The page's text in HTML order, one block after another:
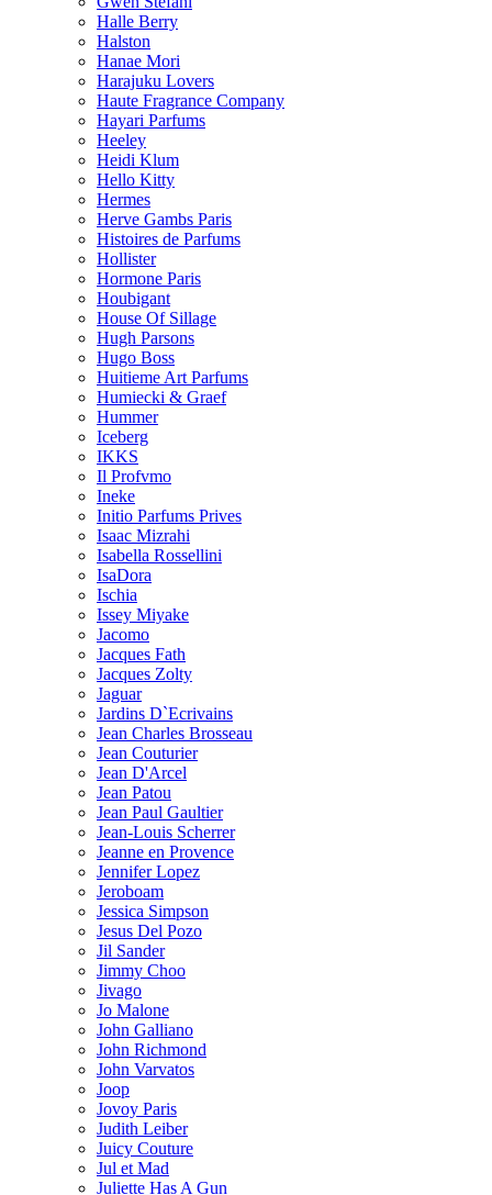
Halle Berry
Halston
Hanae Mori
Harajuku Lovers
Haute Fragrance Company
Hayari Parfums
Heeley
Heidi Klum
Hello Kitty
Hermes
Herve Gambs Paris
Histoires de Parfums
Hollister
Hormone Paris
Houbigant
House Of Sillage
Hugh Parsons
Hugo Boss
Huitieme Art Parfums
Humiecki & Graef
Hummer
Iceberg
IKKS
Il Profvmo
Ineke
Initio Parfums Prives
Isaac Mizrahi
Isabella Rossellini
IsaDora
Ischia
Issey Miyake
Jacomo
Jacques Fath
Jacques Zolty
Jaguar
Jardins D`Ecrivains
Jean Charles Brosseau
Jean Couturier
Jean D'Arcel
Jean Patou
Jean Paul Gaultier
Jean-Louis Scherrer
Jeanne en Provence
Jennifer Lopez
Jeroboam
Jessica Simpson
Jesus Del Pozo
Jil Sander
Jimmy Choo
Jivago
Jo Malone
John Galliano
John Richmond
John Varvatos
Joop
Jovoy Paris
Judith Leiber
Juicy Couture
Jul et Mad
Juliette Has A Gun